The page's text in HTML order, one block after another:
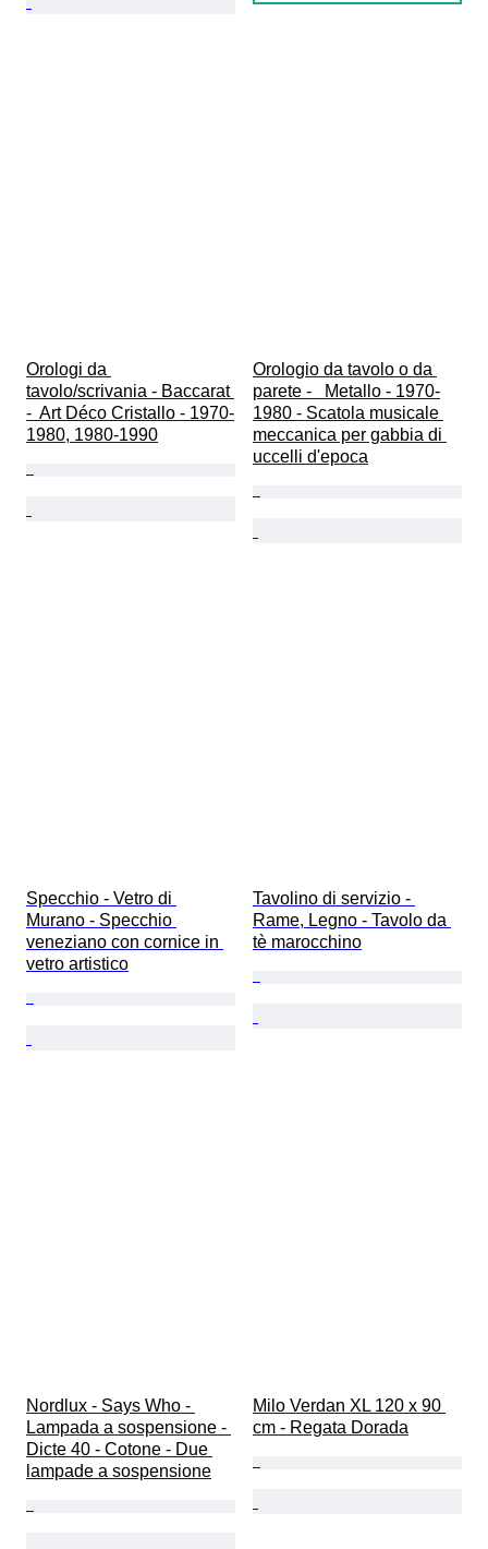
Orologi da
tavolo/scrivania - Baccarat
-  Art Déco Cristallo - 1970-
1980, 1980-1990
Orologio da tavolo o da
parete -   Metallo - 1970-
1980 - Scatola musicale
meccanica per gabbia di
uccelli d'epoca
Specchio - Vetro di
Murano - Specchio
veneziano con cornice in
vetro artistico
Tavolino di servizio -
Rame, Legno - Tavolo da
tè marocchino
Nordlux - Says Who -
Lampada a sospensione -
Dicte 40 - Cotone - Due
lampade a sospensione
Milo Verdan XL 120 x 90
cm - Regata Dorada